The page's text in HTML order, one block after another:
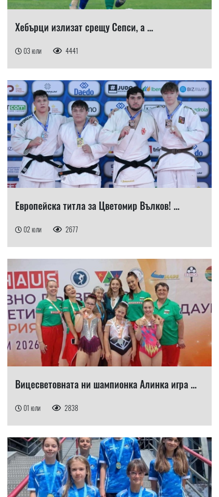
Хебърци излизат срещу Сепси, а ...
03 юли 4441
Европейска титла за Цветомир Вълков! ...
02 юли 2677
Вицесветовната ни шампионка Алинка игра ...
01 юли 2838